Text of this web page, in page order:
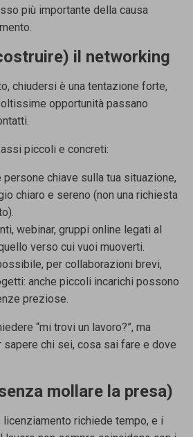
più importante della causa
il networking
chiudersi è una tentazione forte,
opportunità passano
piccoli e concreti:
persone chiave sulla tua situazione,
chiaro e sereno (non una richiesta
webinar, gruppi online legati al
verso cui vuoi muoverti.
per collaborazioni brevi,
anche piccoli incarichi possono
preziose.
“mi trovi un lavoro?”, ma
sapere chi sei, cosa sai fare e dove
mollare la presa)
licenziamento richiede tempo, e i